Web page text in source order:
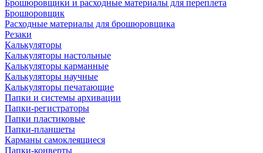
Брошюровщики и расходные материалы для переплета
Брошюровщик
Расходные материалы для брошюровщика
Резаки
Калькуляторы
Калькуляторы настольные
Калькуляторы карманные
Калькуляторы научные
Калькуляторы печатающие
Папки и системы архивации
Папки-регистраторы
Папки пластиковые
Папки-планшеты
Карманы самоклеящиеся
Папки-конверты